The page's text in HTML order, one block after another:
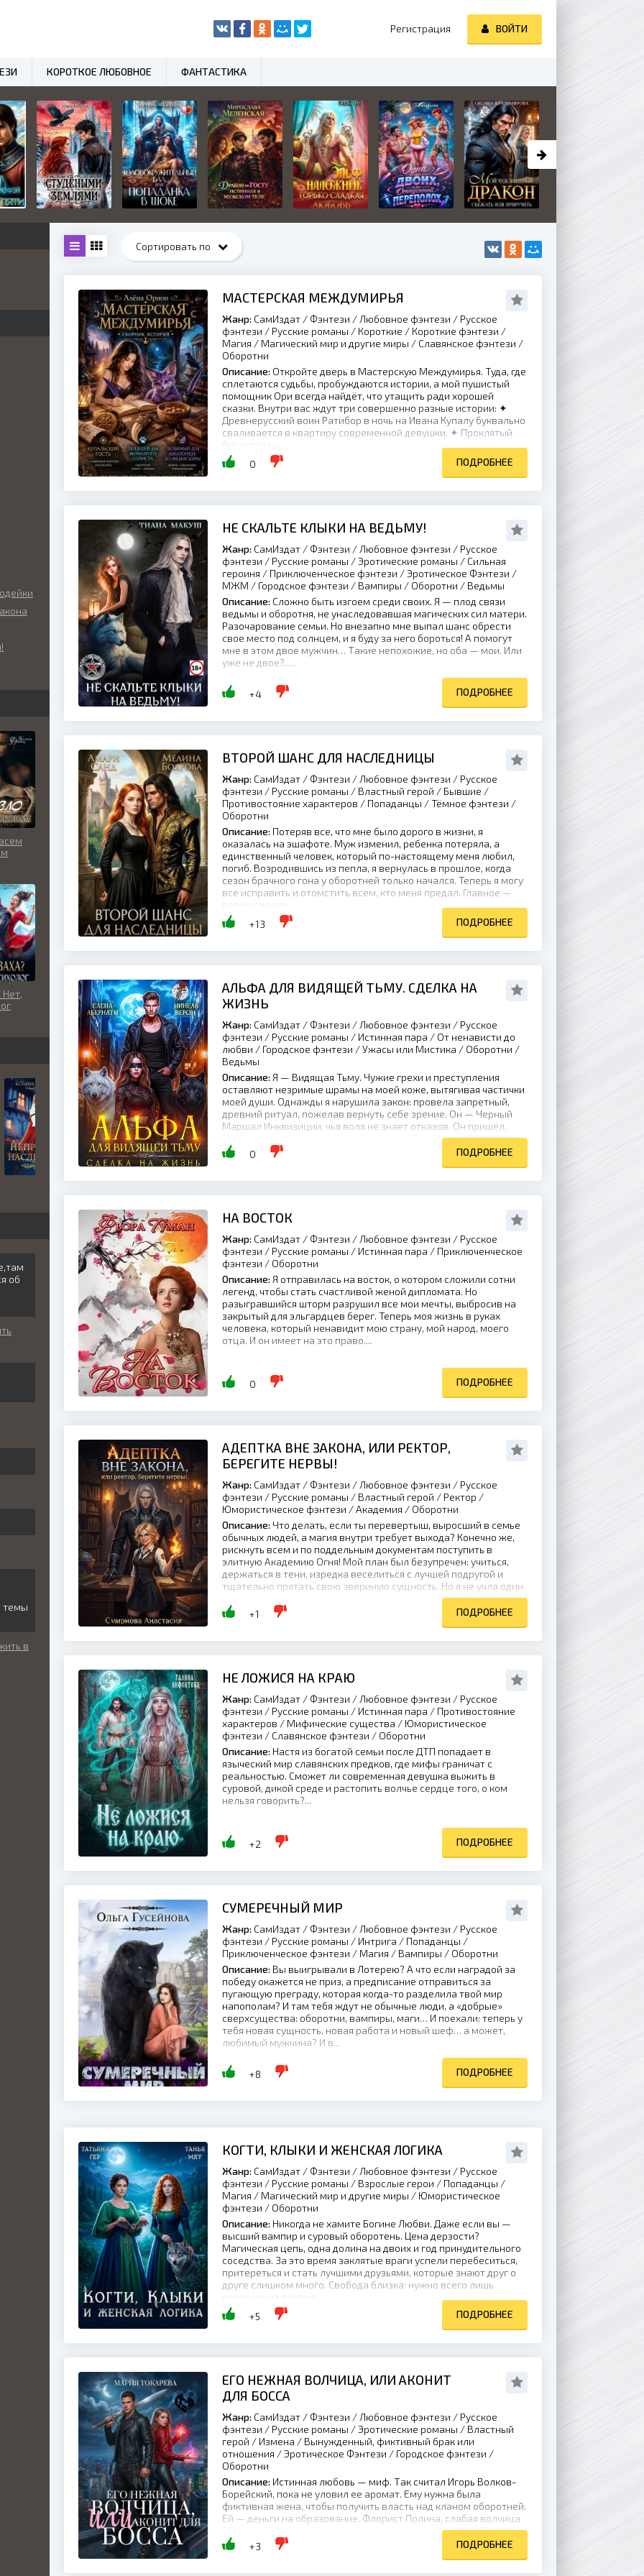
МАСТЕРСКАЯ МЕЖДУМИРЬЯ
Жанр: СамИздат / Фэнтези / Любовное фэнтези / Русское
фэнтези / Русские романы / Короткие / Короткие фэнтези /
Магия / Магический мир и другие миры / Славянское фэнтези /
Оборотни
Описание: Откройте дверь в Мастерскую Междумирья. Туда, где
сплетаются судьбы, пробуждаются истории, а мой пушистый
помощник Ори всегда найдёт, что утащить ради хорошей
сказки. Внутри вас ждут три совершенно разные истории: ✦
Древнерусский воин Ратибор в ночь на Ивана Купалу буквально
сваливается в квартиру современной девушки. ✦ Проклятый
бог эстрады...
0
ПОДРОБНЕЕ
НЕ СКАЛЬТЕ КЛЫКИ НА ВЕДЬМУ!
Жанр: СамИздат / Фэнтези / Любовное фэнтези / Русское
фэнтези / Русские романы / Эротические романы / Сильная
героиня / Приключенческое фэнтези / Эротическое Фэнтези /
МЖМ / Городское фэнтези / Вампиры / Оборотни / Ведьмы
Описание: Сложно быть изгоем среди своих. Я — плод связи
ведьмы и оборотня, не унаследовавшая магических сил матери.
Разочарование семьи. Но внезапно мне выпал шанс обрести
свое место под солнцем, и я буду за него бороться! А помогут
мне в этом двое мужчин… Такие непохожие, но оба — мои. Или
уже не двое?.....
+4 ПОДРОБНЕЕ
ВТОРОЙ ШАНС ДЛЯ НАСЛЕДНИЦЫ
Жанр: СамИздат / Фэнтези / Любовное фэнтези / Русское
фэнтези / Русские романы / Властный герой / Бывшие /
Противостояние характеров / Попаданцы / Тёмное фэнтези /
Оборотни
Описание: Потеряв все, что мне было дорого в жизни, я
оказалась на эшафоте. Муж изменил, ребенка потеряла, а
единственный человек, который по-настоящему меня любил,
погиб. Возродившись из пепла, я вернулась в прошлое, когда
сезон брачного гона у оборотней только начался. Теперь я могу
все исправить и отомстить всем, кто меня предал. Главное —
всеми силами...
+13
ПОДРОБНЕЕ
АЛЬФА ДЛЯ ВИДЯЩЕЙ ТЬМУ. СДЕЛКА НА
ЖИЗНЬ
Жанр: СамИздат / Фэнтези / Любовное фэнтези / Русское
фэнтези / Русские романы / Истинная пара / От ненависти до
любви / Городское фэнтези / Ужасы или Мистика / Оборотни /
Ведьмы
Описание: Я — Видящая Тьму. Чужие грехи и преступления
оставляют незримые шрамы на моей коже, вытягивая частички
моей души. Однажды я нарушила закон: провела запретный,
древний ритуал, пожелав вернуть себе зрение. Он — Черный
Маршал Инквизиции, чья воля не знает отказов. Он пришёл,
чтобы использовать мой дар для мести. Явился, чтобы выкупить
мой грех,...
0 ПОДРОБНЕЕ
НА ВОСТОК
Жанр: СамИздат / Фэнтези / Любовное фэнтези / Русское
фэнтези / Русские романы / Истинная пара / Приключенческое
фэнтези / Оборотни
Описание: Я отправилась на восток, о котором сложили сотни
легенд, чтобы стать счастливой женой дипломата. Но
разыгравшийся шторм разрушил все мои мечты, выбросив на
закрытый для эльгардцев берег. Теперь моя жизнь в руках
человека, который ненавидит мою страну, мой народ, моего
отца. И он имеет на это право....
0 ПОДРОБНЕЕ
АДЕПТКА ВНЕ ЗАКОНА, ИЛИ РЕКТОР,
БЕРЕГИТЕ НЕРВЫ!
Жанр: СамИздат / Фэнтези / Любовное фэнтези / Русское
фэнтези / Русские романы / Властный герой / Ректор /
Юмористическое фэнтези / Академия / Оборотни
Описание: Что делать, если ты перевертыш, выросший в семье
обычных людей, а магия внутри требует выхода? Конечно же,
рискнуть всем и по поддельным документам поступить в
элитную Академию Огня! Мой план был безупречен: учиться,
держаться в тени, изредка веселиться с лучшей подругой и
тщательно прятать свою звериную сущность. Но я не учла один
+1
ПОДРОБНЕЕ
НЕ ЛОЖИСЯ НА КРАЮ
Жанр: СамИздат / Фэнтези / Любовное фэнтези / Русское
фэнтези / Русские романы / Истинная пара / Противостояние
характеров / Мифические существа / Юмористическое
фэнтези / Славянское фэнтези / Оборотни
Описание: Настя из богатой семьи после ДТП попадает в
языческий мир славянских предков, где мифы граничат с
реальностью. Сможет ли современная девушка выжить в
суровой, дикой среде и растопить волчье сердце того, о ком
нельзя говорить?...
+2 ПОДРОБНЕЕ
СУМЕРЕЧНЫЙ МИР
Жанр: СамИздат / Фэнтези / Любовное фэнтези / Русское
фэнтези / Русские романы / Интрига / Попаданцы /
Приключенческое фэнтези / Магия / Вампиры / Оборотни
Описание: Вы выигрывали в Лотерею? А что если наградой за
победу окажется не приз, а предписание отправиться за
пугающую преграду, которая когда-то разделила твой мир
напополам? И там тебя ждут не обычные люди, а «добрые»
сверхсущества: оборотни, вампиры, маги… И поехали: теперь у
тебя новая сущность, новая работа и новый шеф… а может,
любимый мужчина? И в...
+8 ПОДРОБНЕЕ
КОГТИ, КЛЫКИ И ЖЕНСКАЯ ЛОГИКА
Жанр: СамИздат / Фэнтези / Любовное фэнтези / Русское
фэнтези / Русские романы / Взрослые герои / Попаданцы /
Магия / Магический мир и другие миры / Юмористическое
фэнтези / Оборотни
Описание: Никогда не хамите Богине Любви. Даже если вы —
высший вампир и суровый оборотень. Цена дерзости?
Магическая цепь, одна долина на двоих и год принудительного
соседства. За это время заклятые враги успели перебеситься,
притереться и стать лучшими друзьями, которые знают друг о
друге слишком много. Свобода близка: нужно всего лишь
призвать из другого...
+5
ПОДРОБНЕЕ
ЕГО НЕЖНАЯ ВОЛЧИЦА, ИЛИ АКОНИТ
ДЛЯ БОССА
Жанр: СамИздат / Фэнтези / Любовное фэнтези / Русское
фэнтези / Русские романы / Эротические романы / Властный
герой / Измена / Вынужденный, фиктивный брак или
отношения / Эротическое Фэнтези / Городское фэнтези /
Оборотни
Описание: Истинная любовь — миф. Так считал Игорь Волков-
Борейский, пока не уловил ее аромат. Ему нужна была
фиктивная жена, чтобы получить власть над кланом оборотней.
Ей — деньги на образование. Флорист Полина, слабая волчица
без дара, показалась отличным кандидатом. Казалось бы,
идеальная сделка. Но его волк чует в ней «ту самую». А ее тело
+3 ПОДРОБНЕЕ
Нет,
об
темы
в
Регистрация ВОЙТИ
КОРОТКОЕ ЛЮБОВНОЕ ФАНТАСТИКА